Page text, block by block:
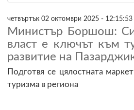
четвъртък 02 октомври 2025 - 12:15:53
Министър Боршош:
власт е ключът към
развитие на
Подготвя се цялостната
туризма в региона